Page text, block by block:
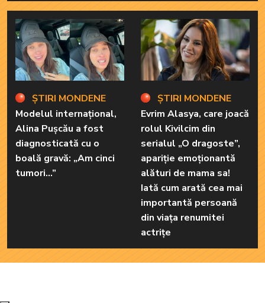
ȘTIRI MONDENE
Modelul internațional,
Alina Pușcău a fost
diagnosticată cu o
boală gravă: „Am cinci
tumori...”
ȘTIRI MONDENE
Evrim Alasya, care joacă
rolul Kivilcim din
serialul „O dragoste”,
apariție emoționantă
alături de mama sa!
Iată cum arată cea mai
importantă persoană
din viața renumitei
actrițe